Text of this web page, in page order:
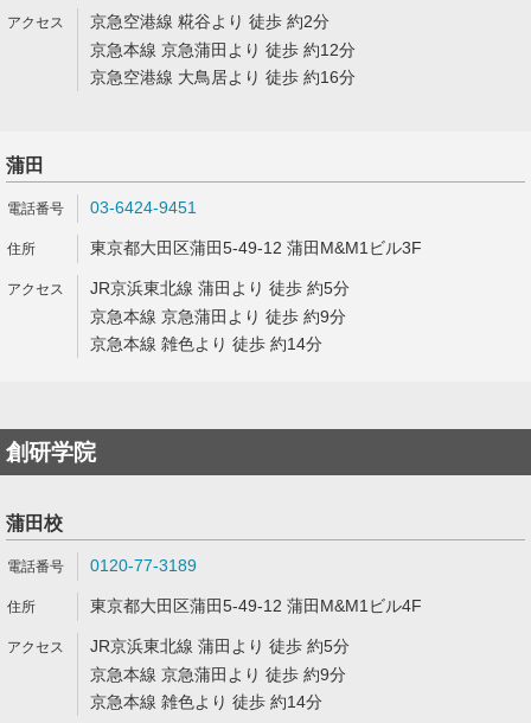
京急空港線 糀谷より 徒歩 約2分
京急本線 京急蒲田より 徒歩 約12分
京急空港線 大鳥居より 徒歩 約16分
蒲田
03-6424-9451
東京都大田区蒲田5-49-12 蒲田M&M1ビル3F
JR京浜東北線 蒲田より 徒歩 約5分
京急本線 京急蒲田より 徒歩 約9分
京急本線 雑色より 徒歩 約14分
創研学院
蒲田校
0120-77-3189
東京都大田区蒲田5-49-12 蒲田M&M1ビル4F
JR京浜東北線 蒲田より 徒歩 約5分
京急本線 京急蒲田より 徒歩 約9分
京急本線 雑色より 徒歩 約14分